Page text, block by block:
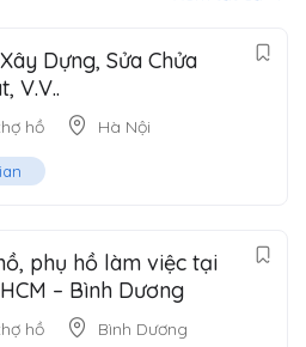
Dựng, Sửa Chửa
V.V..
hồ Hà Nội
phụ hồ làm việc tại
– Bình Dương
hồ Bình Dương